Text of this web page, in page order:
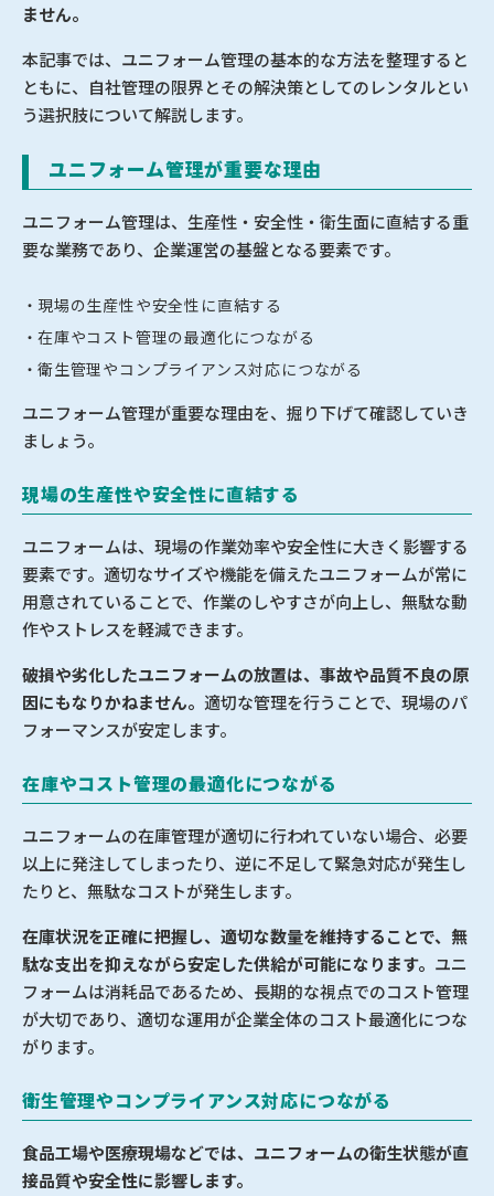
ません。
本記事では、ユニフォーム管理の基本的な方法を整理すると
ともに、自社管理の限界とその解決策としてのレンタルとい
う選択肢について解説します。
ユニフォーム管理が重要な理由
ユニフォーム管理は、生産性・安全性・衛生面に直結する重
要な業務であり、企業運営の基盤となる要素です。
現場の生産性や安全性に直結する
在庫やコスト管理の最適化につながる
衛生管理やコンプライアンス対応につながる
ユニフォーム管理が重要な理由を、掘り下げて確認していき
ましょう。
現場の生産性や安全性に直結する
ユニフォームは、現場の作業効率や安全性に大きく影響する
要素です。適切なサイズや機能を備えたユニフォームが常に
用意されていることで、作業のしやすさが向上し、無駄な動
作やストレスを軽減できます。
破損や劣化したユニフォームの放置は、事故や品質不良の原
因にもなりかねません。 適切な管理を行うことで、現場のパ
フォーマンスが安定します。
在庫やコスト管理の最適化につながる
ユニフォームの在庫管理が適切に行われていない場合、必要
以上に発注してしまったり、逆に不足して緊急対応が発生し
たりと、無駄なコストが発生します。
在庫状況を正確に把握し、適切な数量を維持することで、無
駄な支出を抑えながら安定した供給が可能になります。 ユニ
フォームは消耗品であるため、長期的な視点でのコスト管理
が大切であり、適切な運用が企業全体のコスト最適化につな
がります。
衛生管理やコンプライアンス対応につながる
食品工場や医療現場などでは、ユニフォームの衛生状態が直
接品質や安全性に影響します。